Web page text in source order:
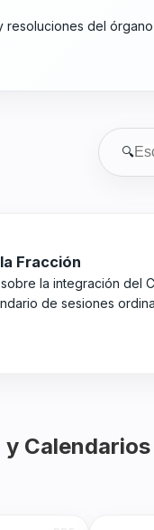
resoluciones del
🔍
Fracción
la integración del
de sesiones
Calendarios